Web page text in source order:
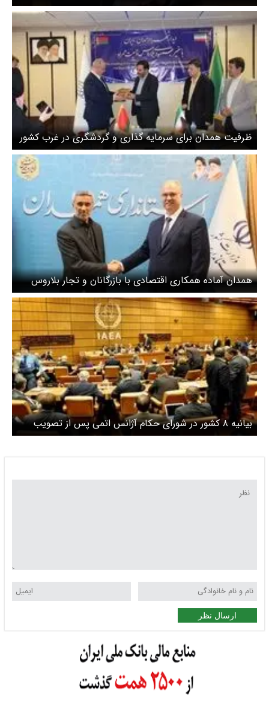
ظرفیت همدان برای سرمایه گذاری و گردشگری در غرب کشور
بی نظیر است
همدان آماده همکاری اقتصادی با بازرگانان و تجار بلاروس
بیانیه ۸ کشور در شورای حکام آژانس اتمی پس از تصویب
قطعنامه ضد ایرانی
ارسال نظر